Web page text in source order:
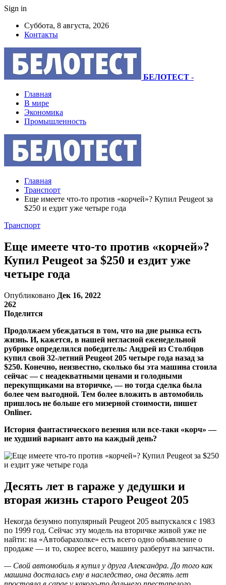
Sign in
Суббота, 8 августа, 2026
Контакты
БЕЛОТЕСТ -
Главная
В мире
Экономика
Промышленность
Главная
Транспорт
Еще имеете что-то против «корчей»? Купил Peugeot за
$250 и ездит уже четыре года
Транспорт
Еще имеете что-то против «корчей»?
Купил Peugeot за $250 и ездит уже
четыре года
Опубликовано Дек 16, 2022
262
Поделится
Продолжаем убеждаться в том, что на дне рынка есть
жизнь. И, кажется, в нашей негласной еженедельной
рубрике определился победитель: Андрей из Столбцов
купил свой 32-летний Peugeot 205 четыре года назад за
$250. Конечно, неизвестно, сколько бы эта машина стоила
сейчас — с неадекватными ценами и голодными
перекупщиками на вторичке, — но тогда сделка была
более чем выгодной. Тем более вложить в автомобиль
пришлось не больше его мизерной стоимости, пишет
Onliner.
История фантастического везения или все-таки «корч» —
не худший вариант авто на каждый день?
Десять лет в гараже у дедушки и
вторая жизнь старого Peugeot 205
Некогда безумно популярный Peugeot 205 выпускался с 1983
по 1999 год. Сейчас эту модель на вторичке живой уже не
найти: на «Автобарахолке» есть всего одно объявление о
продаже — и то, скорее всего, машину разберут на запчасти.
— Свой автомобиль я купил у друга Александра. До того как
машина досталась ему в наследство, она десять лет